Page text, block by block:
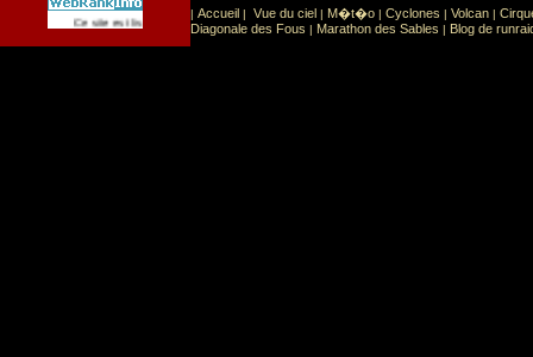
Ce site est list� dans la cat�gorie Sport: Sports extr�mes
| Accueil | Vue du ciel | M�t�o | Cyclones | Volcan |
Diagonale des Fous | Marathon des Sables | Blog de